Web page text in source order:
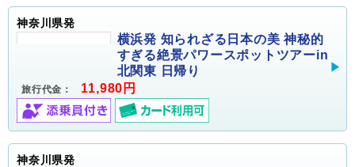
神奈川県発
横浜発 知られざる日本の美 神秘的
すぎる絶景パワースポットツアーin
北関東 日帰り
旅行代金： 11,980円
神奈川県発